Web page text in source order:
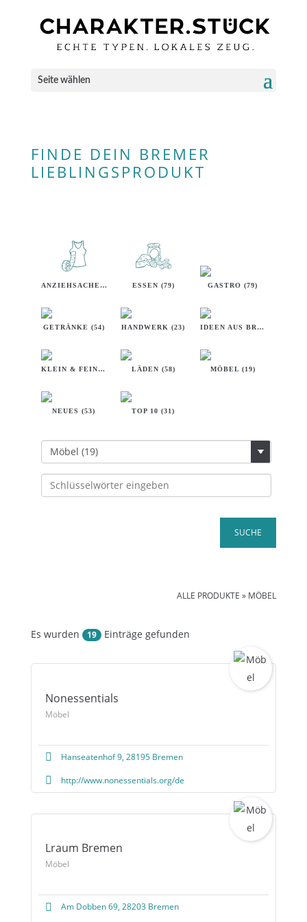
Seite wählen
FINDE DEIN BREMER
LIEBLINGSPRODUKT
ANZIEHSACHEN (40) ESSEN (79) GASTRO (79)
GETRÄNKE (54) HANDWERK (23) IDEEN AUS BREMEN (32)
KLEIN & FEIN (18) LÄDEN (58) MÖBEL (19)
NEUES (53) TOP 10 (31)
ALLE PRODUKTE » MÖBEL
Es wurden 19 Einträge gefunden
Nonessentials
Möbel
Hanseatenhof 9, 28195 Bremen
http://www.nonessentials.org/de
Lraum Bremen
Möbel
Am Dobben 69, 28203 Bremen